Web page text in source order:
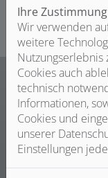
Ihre
Inh.
Ihre
Wir verwenden
weitere
Nutzungserlebnis
Cookies auch
technisch
Informationen,
Cookies und
unserer
Einstellungen